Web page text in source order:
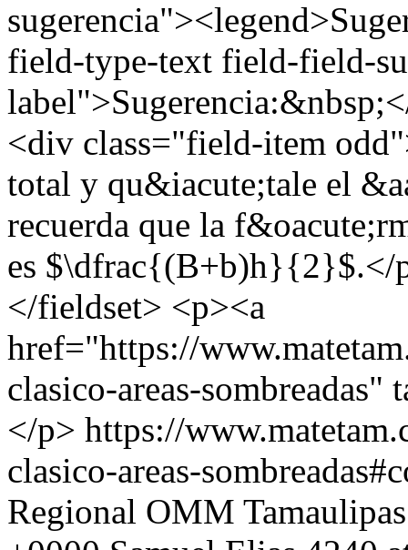
field-type-text field-field-
<div class="field-item
total y qu&iacute;tale el
recuerda que la
es
</fieldset> <p><a
href="https://
clasico-areas-
</p> https://
clasico-areas-
Regional OMM